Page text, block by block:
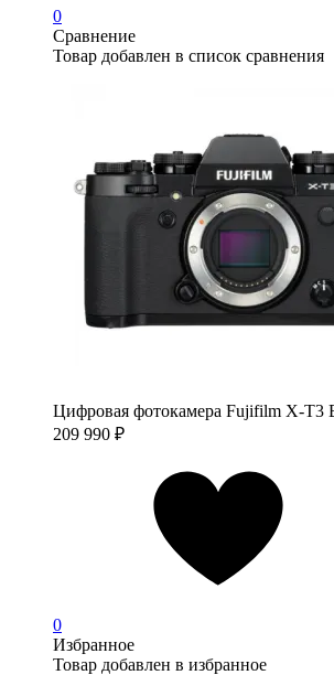
0
Сравнение
Товар добавлен в список сравнения
Цифровая фотокамера Fujifilm X-T3
209 990 ₽
0
Избранное
Товар добавлен в избранное